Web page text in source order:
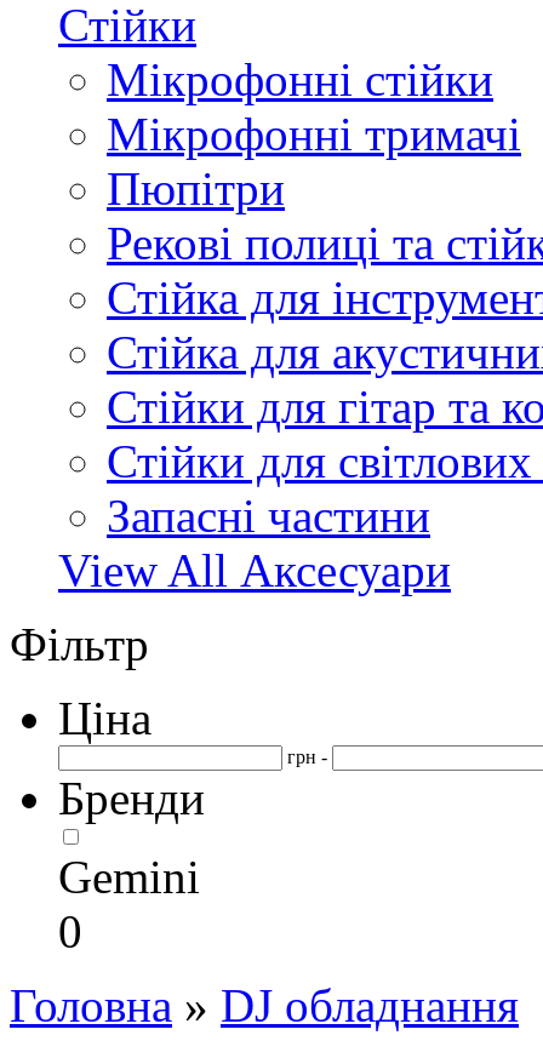
Стійки
Мікрофонні стійки
Мікрофонні тримачі
Пюпітри
Рекові полиці та
Стійка для
Стійка для
Стійки для гітар та
Стійки для
Запасні частини
View All Аксесуари
Фільтр
Ціна
грн -
Бренди
Gemini
0
Головна » DJ обладнання